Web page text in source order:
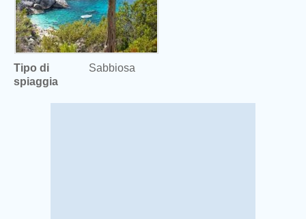
Tipo di
spiaggia
Sabbiosa